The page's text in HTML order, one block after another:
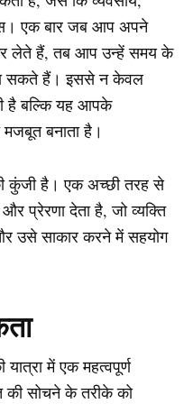
एक बार जब आप अपने
कर लेते हैं, तब आप उन्हें समय के
सकते हैं। इससे न केवल
है बल्कि यह आपके
बनाता है।
कुंजी है। एक अच्छी तरह से
और प्रेरणा देता है, जो व्यक्ति
उसे साकार करने में सहयोग
में एक महत्वपूर्ण
की सोचने के तरीके को